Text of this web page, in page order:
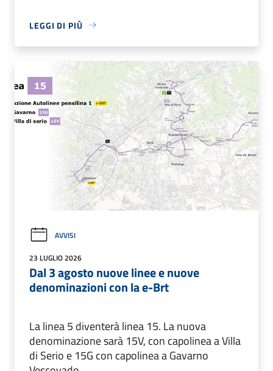
LEGGI DI PIÙ
AVVISI
23 LUGLIO 2026
Dal 3 agosto nuove linee e nuove
denominazioni con la e-Brt
La linea 5 diventerà linea 15. La nuova
denominazione sarà 15V, con capolinea a Villa
di Serio e 15G con capolinea a Gavarno